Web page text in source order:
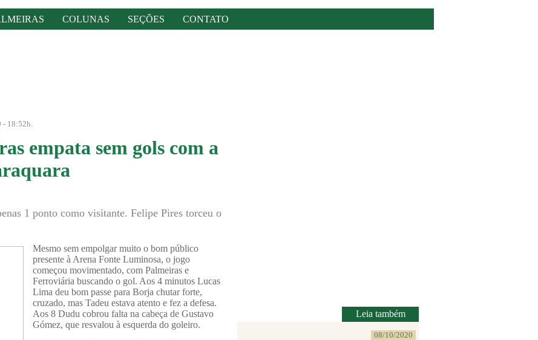
COLUNAS SEÇÕES CONTATO
- 18:52h.
empata sem gols com a
1 ponto como visitante. Felipe Pires torceu o
Mesmo sem empolgar muito o bom público
presente à Arena Fonte Luminosa, o jogo
começou movimentado, com Palmeiras e
Ferroviária buscando o gol. Aos 4 minutos Lucas
Lima deu bom passe para Borja chutar forte,
cruzado, mas Tadeu estava atento e fez a defesa.
Aos 8 Dudu cobrou falta na cabeça de Gustavo
Gómez, que resvalou à esquerda do goleiro.
Leia também
08/10/2020